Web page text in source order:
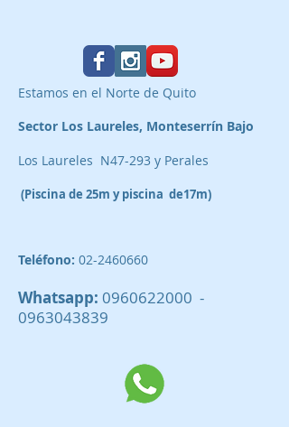
Estamos en el Norte de Quito
Sector Los Laureles, Monteserrín Bajo
Los Laureles N47-293 y Perales
(Piscina de 25m y piscina de17m)
Teléfono: 02-2460660
Whatsapp: 0960622000 -
0963043839